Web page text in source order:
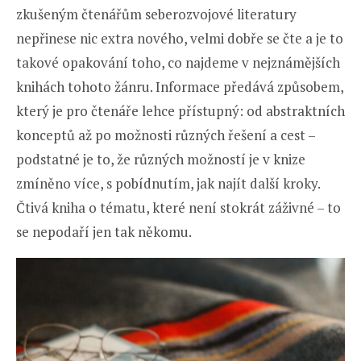
zkušeným čtenářům seberozvojové literatury
nepřinese nic extra nového, velmi dobře se čte a je to
takové opakování toho, co najdeme v nejznámějších
knihách tohoto žánru. Informace předává způsobem,
který je pro čtenáře lehce přístupný: od abstraktních
konceptů až po možnosti různých řešení a cest –
podstatné je to, že různých možností je v knize
zmíněno více, s pobídnutím, jak najít další kroky.
Čtivá kniha o tématu, které není stokrát záživné – to
se nepodaří jen tak někomu.